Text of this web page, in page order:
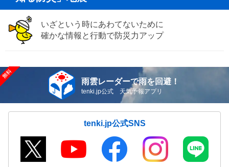
いざという時にあわてないために
確かな情報と行動で防災力アップ
雨雲レーダーで雨を回避！
tenki.jp公式 天気予報アプリ
tenki.jp公式SNS